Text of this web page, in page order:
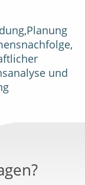
und